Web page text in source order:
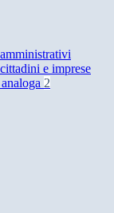
e imprese
2